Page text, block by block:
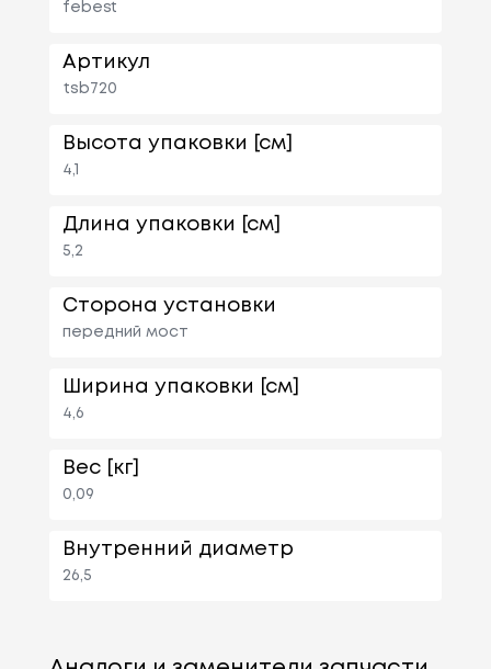
febest
Артикул
tsb720
Высота упаковки [см]
4,1
Длина упаковки [см]
5,2
Сторона установки
передний мост
Ширина упаковки [см]
4,6
Вес [кг]
0,09
Внутренний диаметр
26,5